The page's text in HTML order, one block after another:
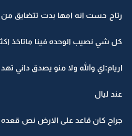
رتاج حست انه امها بدت تتضايق
كل شي نصيب الوحده فينا ماتاخذ
اريام:اي والله ولا منو يصدق داني
عند ليال
جراح كان قاعد على الارض نص